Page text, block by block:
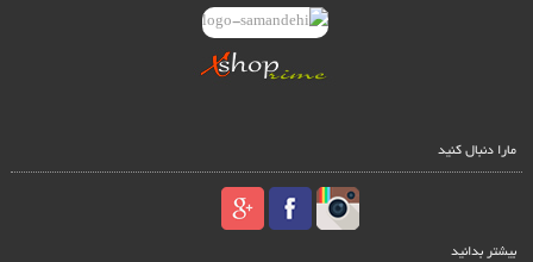
مارا دنبال کنید
بیشتر بدانید